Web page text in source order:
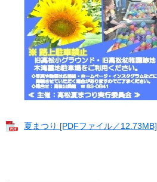
夏まつり [PDFファイル／12.73MB]